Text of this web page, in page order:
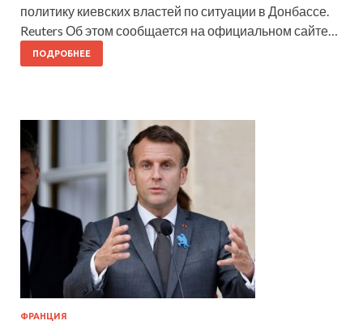
политику киевских властей по ситуации в Донбассе.
Reuters Об этом сообщается на официальном сайте…
ПОДРОБНЕЕ
ФРАНЦИЯ